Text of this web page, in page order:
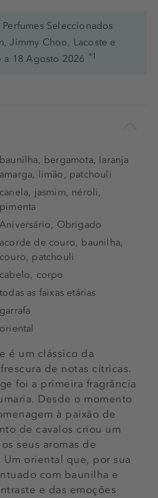
Perfumes Seleccionados
Jimmy Choo, Lacoste e
18 Agosto 2026 *1
é um clássico da
de notas cítricas.
foi a primeira fragrância
Desde o momento
à paixão de
de cavalos criou um
seus aromas de
oriental que, por sua
com baunilha e
e das emoções
baunilha, bergamota, laranja
amarga, limão, patchouli
canela, jasmim, néroli,
pimenta
Aniversário, Obrigado
acorde de couro, baunilha,
couro, patchouli
cabelo, corpo
todas as faixas etárias
garrafa
oriental